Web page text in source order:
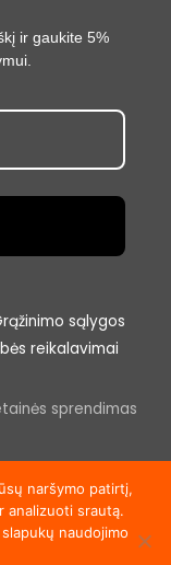
ir gaukite 5%
sąlygos
reikalavimai
sprendimas
naršymo patirtį,
analizuoti srautą.
naudojimo